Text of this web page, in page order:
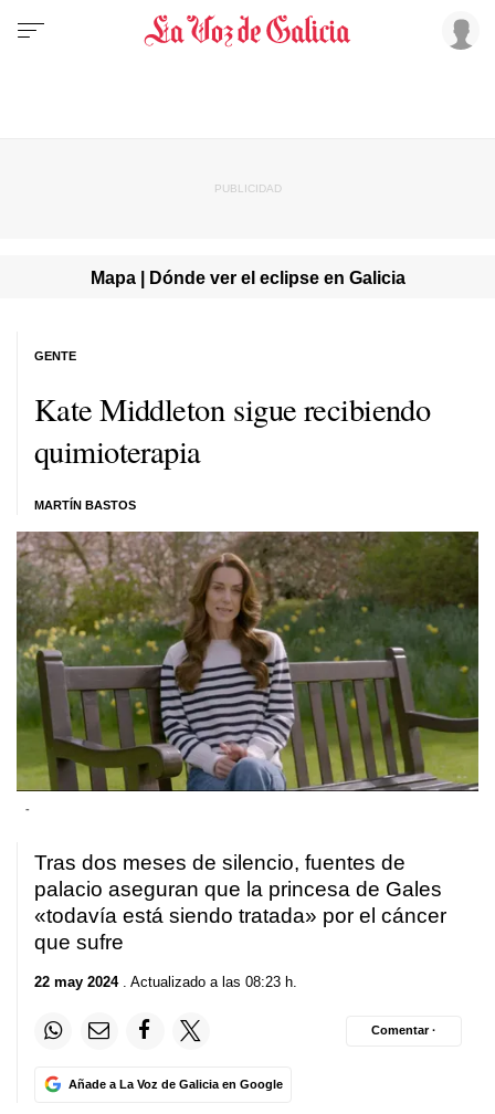
Mapa | Dónde ver el eclipse en Galicia
Kate Middleton sigue recibiendo
quimioterapia
MARTÍN BASTOS
GENTE
-
Tras dos meses de silencio, fuentes de
palacio aseguran que la princesa de Gales
«todavía está siendo tratada» por el cáncer
que sufre
22 may 2024. Actualizado a las 08:23 h.
Añade a La Voz de Galicia en Google
Comentar ·